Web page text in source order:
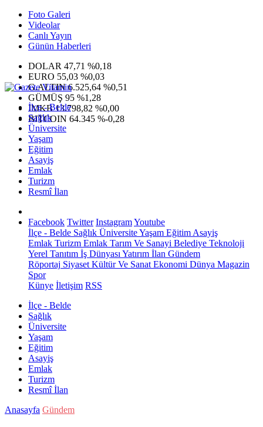
Foto Galeri
Videolar
Canlı Yayın
Günün Haberleri
DOLAR 47,71 %0,18
EURO 55,03 %0,03
G.ALTIN6.525,64 %0,51
GÜMÜŞ 95 %1,28
IMKB13.798,82 %0,00
BITCOIN 64.345 %-0,28
İlçe - Belde
Sağlık
Üniversite
Yaşam
Eğitim
Asayiş
Emlak
Turizm
Resmî İlan
Facebook Twitter InstagramYoutube
İlçe - Belde Sağlık ÜniversiteYaşam Eğitim Asayiş
Emlak Turizm Emlak Tarım Ve Sanayi Belediye Teknoloji
Yerel Tanıtım İş Dünyası Yatırım İlan Gündem
Röportaj Siyaset Kültür Ve Sanat Ekonomi Dünya Magazin
Spor
Künye İletişim RSS
İlçe - Belde
Sağlık
Üniversite
Yaşam
Eğitim
Asayiş
Emlak
Turizm
Resmî İlan
Anasayfa Gündem